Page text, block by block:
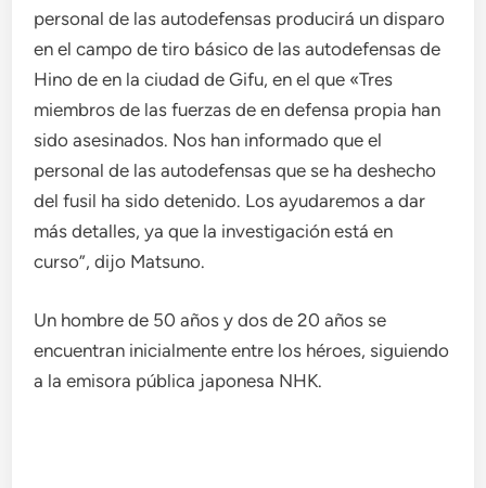
personal de las autodefensas producirá un disparo
en el campo de tiro básico de las autodefensas de
Hino de en la ciudad de Gifu, en el que «Tres
miembros de las fuerzas de en defensa propia han
sido asesinados. Nos han informado que el
personal de las autodefensas que se ha deshecho
del fusil ha sido detenido. Los ayudaremos a dar
más detalles, ya que la investigación está en
curso”, dijo Matsuno.
Un hombre de 50 años y dos de 20 años se
encuentran inicialmente entre los héroes, siguiendo
a la emisora ​​pública japonesa NHK.